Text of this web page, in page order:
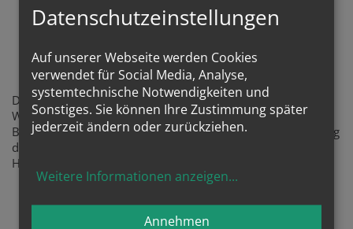
Beten mit der Bibel in Öffis:
eine "Lectio Divina in
Vehiculis Publi"
Die Lectio Divina, das betende Lesen und betrachten des
Wortes Gottes hier in den ÖFFIs vorgeschlagen - mit
Bibelstellen, wenn man im Berufsverkehr oder am Heimweg
der Menschen pilgert, fürs Vorbeifahren an Orten der
Hoffnung, wie Bildungseinrichtungen, Pflegestätten, ...
Datenschutzeinstellungen
Auf unserer Webseite werden Cookies
verwendet für Social Media, Analyse,
systemtechnische Notwendigkeiten und
Sonstiges. Sie können Ihre Zustimmung später
jederzeit ändern oder zurückziehen.
Weitere Informationen anzeigen...
Annehmen